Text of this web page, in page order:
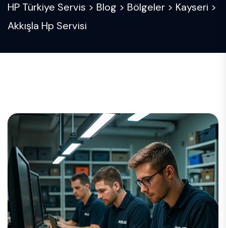
HP Türkiye Servis > Blog > Bölgeler > Kayseri >
Akkışla Hp Servisi